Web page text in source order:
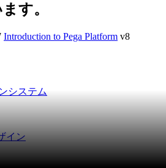
す。
Introduction to Pega Platform v8
システム
イン